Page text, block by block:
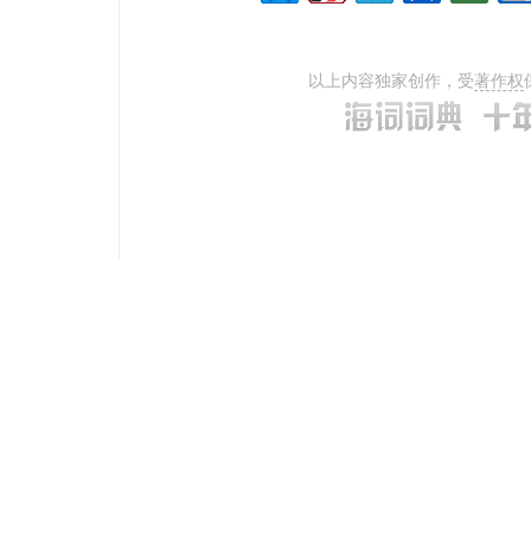
以上内容独家创作，受著作权